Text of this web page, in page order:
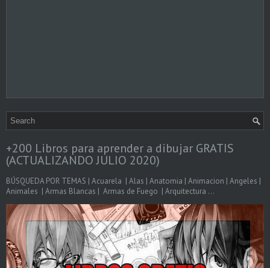
+200 Libros para aprender a dibujar GRATIS
(ACTUALIZANDO JULIO 2020)
BÚSQUEDA POR TEMAS | Acuarela | Alas | Anatomia | Animacion | Angeles |
Animales | Armas Blancas | Armas de Fuego | Arquitectura ...